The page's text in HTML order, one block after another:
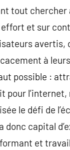
tout
et sur
avertis,
à
possible :
pour
le défi de
donc capital
et